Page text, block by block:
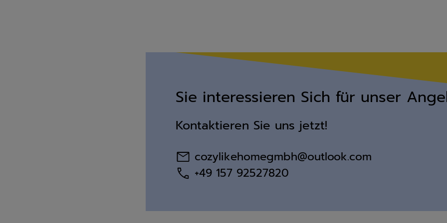
Sie interessieren Sich für unser
Kontaktieren Sie uns jetzt!
cozylikehomegmbh@outlook.com
+49 157 92527820